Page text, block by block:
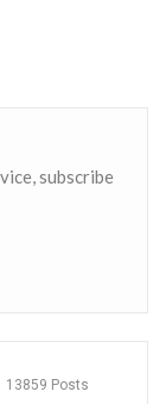
subscribe
13859 Posts